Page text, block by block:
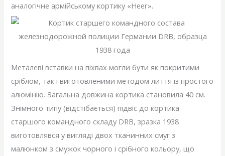
аналогічне армійському кортику «Heer».
Металеві вставки на піхвах могли бути як покритими
сріблом, так і виготовленими методом лиття із простого
алюмінію. Загальна довжина кортика становила 40 см.
Знімного типу (відстібається) підвіс до кортика
старшого командного складу DRB, зразка 1938
виготовлявся у вигляді двох тканинних смуг з
малюнком з смужок чорного і срібного кольору, що